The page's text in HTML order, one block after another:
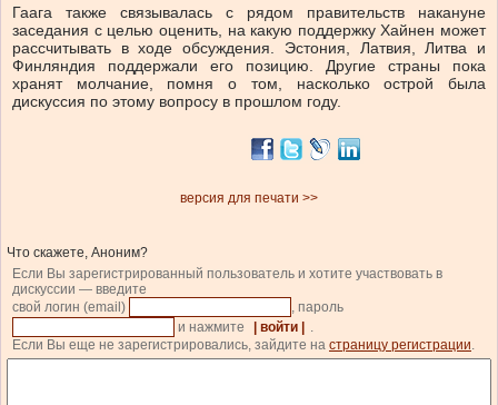
Гаага также связывалась с рядом правительств накануне
заседания с целью оценить, на какую поддержку Хайнен может
рассчитывать в ходе обсуждения. Эстония, Латвия, Литва и
Финляндия поддержали его позицию. Другие страны пока
хранят молчание, помня о том, насколько острой была
дискуссия по этому вопросу в прошлом году.
версия для печати >>
Что скажете, Аноним?
Если Вы зарегистрированный пользователь и хотите участвовать в
дискуссии — введите
свой логин (email)
, пароль
и нажмите
| войти |
.
Если Вы еще не зарегистрировались, зайдите на страницу регистрации.